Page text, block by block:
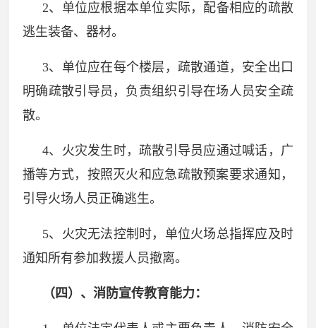
2、单位应根据本单位实际，配备相应的疏散
逃生装备、器材。
3、单位应在每个楼层，疏散通道，安全出口
明确疏散引导员，负责组织引导在场人员安全疏
散。
4、火灾发生时，疏散引导员应通过喊话，广
播等方式，按照灭火和应急疏散预案要求通知，
引导火场人员正确逃生。
5、火灾无法控制时，单位火场总指挥应及时
通知所有参加救援人员撤离。
（四）、消防宣传教育能力：